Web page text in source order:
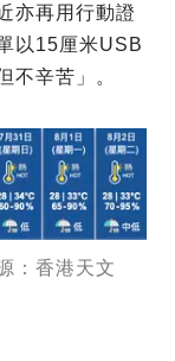
亦再用行動證
以15厘米USB
不辛苦」。
：香港天文